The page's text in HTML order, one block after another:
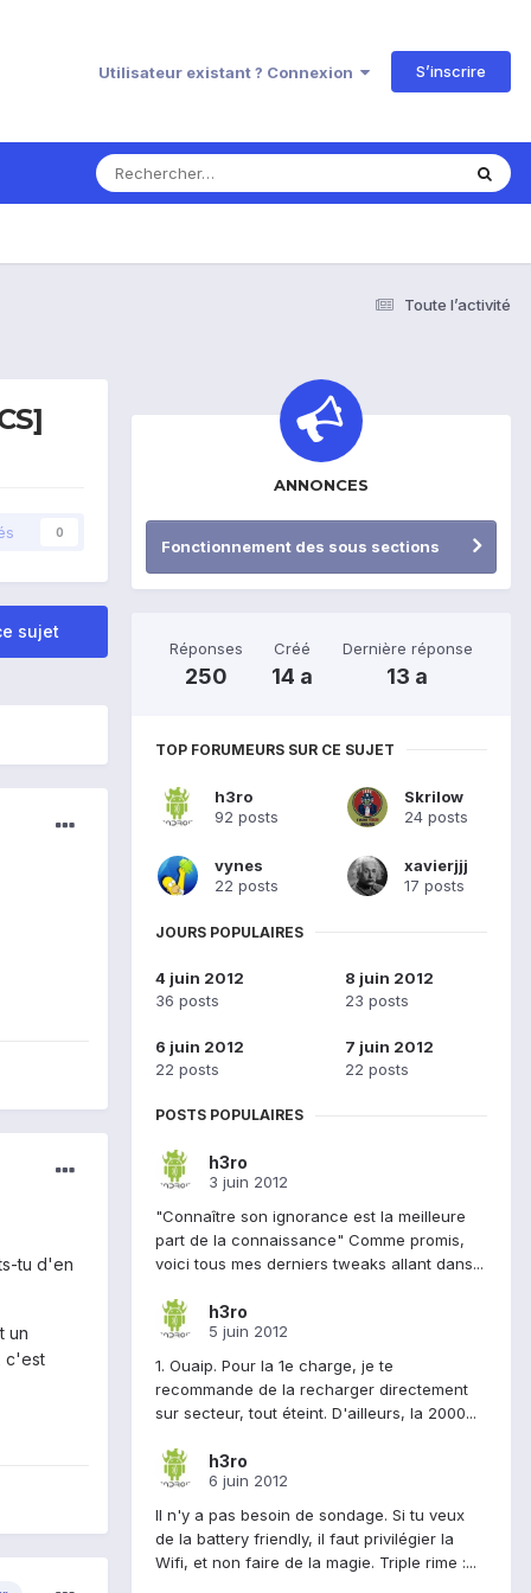
Utilisateur existant ? Connexion S’inscrire
Toute l’activité
0
sujet
tu d'en
un
c'est
ANNONCES
Fonctionnement des sous sections
Réponses
250
Créé
14 a
Dernière réponse
13 a
TOP FORUMEURS SUR CE SUJET
h3ro
92 posts
Skrilow
24 posts
vynes
22 posts
xavierjjj
17 posts
JOURS POPULAIRES
4 juin 2012
36 posts
8 juin 2012
23 posts
6 juin 2012
22 posts
7 juin 2012
22 posts
POSTS POPULAIRES
h3ro
3 juin 2012
"Connaître son ignorance est la meilleure
part de la connaissance" Comme promis,
voici tous mes derniers tweaks allant dans...
h3ro
5 juin 2012
1. Ouaip. Pour la 1e charge, je te
recommande de la recharger directement
sur secteur, tout éteint. D'ailleurs, la 2000...
h3ro
6 juin 2012
Il n'y a pas besoin de sondage. Si tu veux
de la battery friendly, il faut privilégier la
Wifi, et non faire de la magie. Triple rime :...